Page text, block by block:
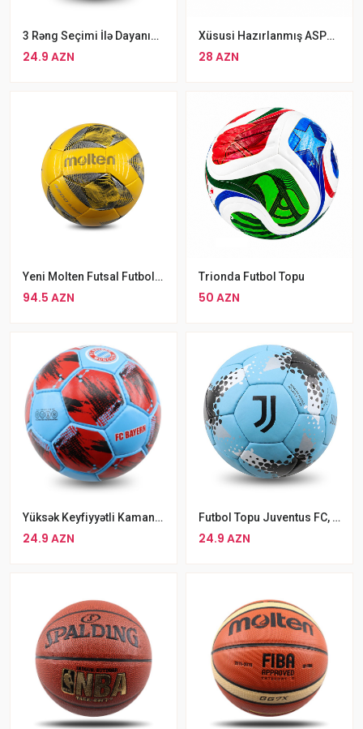
3 Rəng Seçimi İlə Dayanıqlı Soccermax Futbol Topu 5 Nömrəli Soccermax Futbol Topu
24.9 AZN
Xüsusi Hazırlanmış ASPO Basketbol Topu
28 AZN
Yeni Molten Futsal Futbol Topu 4 Nömrə Qalxmayan
94.5 AZN
Trionda Futbol Topu
50 AZN
Yüksək Keyfiyyətli Kamanda Futbol Topu FC Bayern München Futbol Topu
24.9 AZN
Futbol Topu Juventus FC, Mavi Rengli Komanda Oyunu Futbol Topu
24.9 AZN